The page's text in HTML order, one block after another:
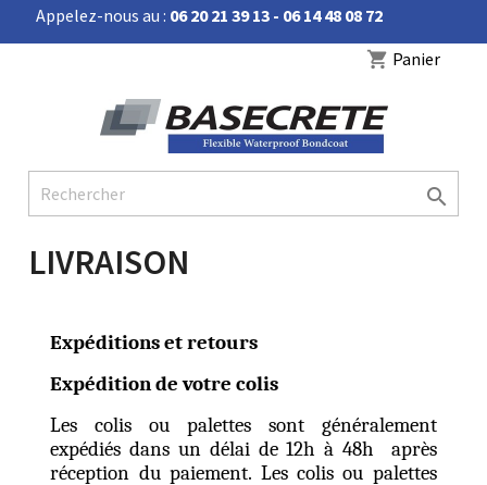
Appelez-nous au : 06 20 21 39 13 - 06 14 48 08 72
shopping_cart Panier

LIVRAISON
Expéditions et retours
Expédition de votre colis
Les colis ou palettes sont généralement
expédiés dans un délai de 12h à 48h après
réception du paiement. Les colis ou palettes